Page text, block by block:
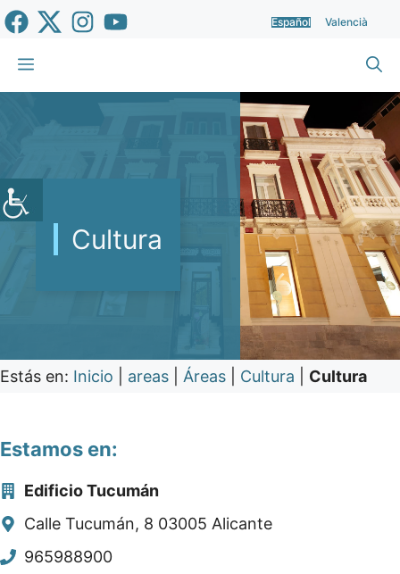
Saltar
al
contenido
Español Valencià
Menú
Cultura
Estás en: Inicio areas Áreas Cultura Cultura
Estamos en:
Edificio Tucumán
Calle Tucumán, 8 03005 Alicante
965988900